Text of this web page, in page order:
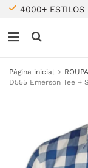
4000+ ESTILOS
Página inicial
D555 Emerson Tee +